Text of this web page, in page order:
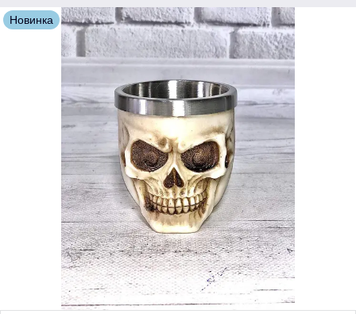
Новинка